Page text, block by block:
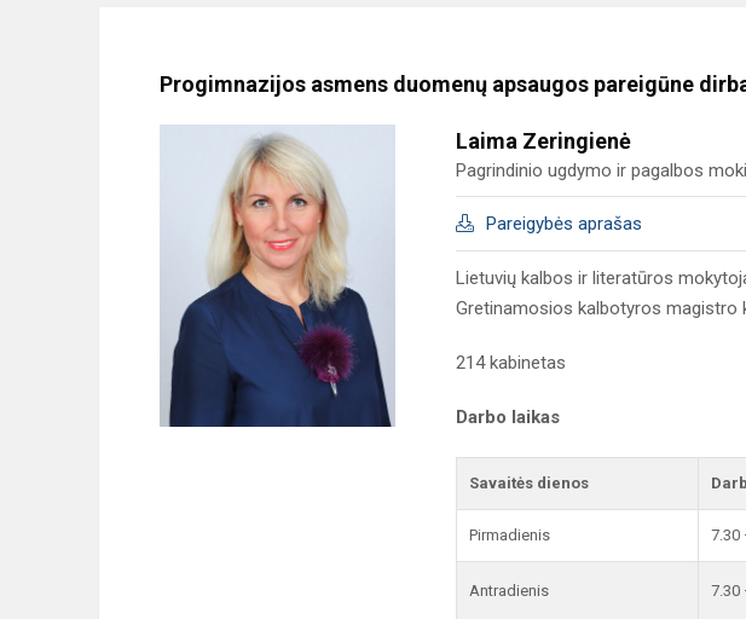
Progimnazijos asmens duomenų apsaugos pareigūne
Laima Zeringienė
Pagrindinio ugdymo ir pagalbos
Pareigybės aprašas
Lietuvių kalbos ir literatūros
Gretinamosios kalbotyros magistro
214 kabinetas
Darbo laikas
Savaitės dienos
Pirmadienis 7.30
Antradienis 7.30